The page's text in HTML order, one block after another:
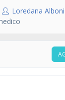
Loredana